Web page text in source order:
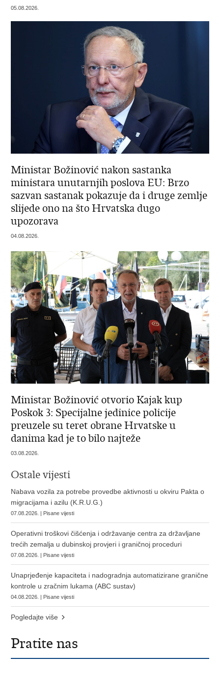
05.08.2026.
Ministar Božinović nakon sastanka
ministara unutarnjih poslova EU: Brzo
sazvan sastanak pokazuje da i druge zemlje
slijede ono na što Hrvatska dugo
upozorava
04.08.2026.
Ministar Božinović otvorio Kajak kup
Poskok 3: Specijalne jedinice policije
preuzele su teret obrane Hrvatske u
danima kad je to bilo najteže
03.08.2026.
Ostale vijesti
Nabava vozila za potrebe provedbe aktivnosti u okviru Pakta o
migracijama i azilu (K.R.U.G.)
07.08.2026. | Pisane vijesti
Operativni troškovi čišćenja i održavanje centra za državljane
trećih zemalja u dubinskoj provjeri i graničnoj proceduri
07.08.2026. | Pisane vijesti
Unaprjeđenje kapaciteta i nadogradnja automatizirane granične
kontrole u zračnim lukama (ABC sustav)
04.08.2026. | Pisane vijesti
Pogledajte više
Pratite nas